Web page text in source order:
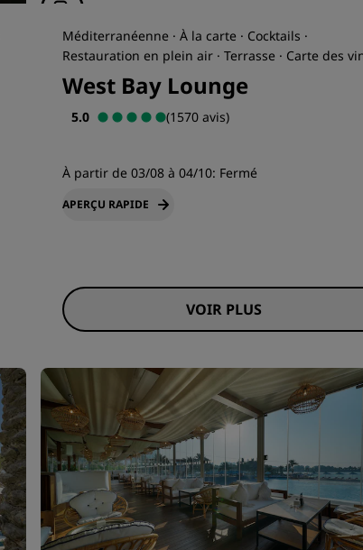
Méditerranéenne · À la carte · Cocktails ·
Restauration en plein air · Terrasse · Carte des
West Bay Lounge
5.0 (1570 avis)
À partir de 03/08 à 04/10: Fermé
APERÇU RAPIDE
VOIR PLUS